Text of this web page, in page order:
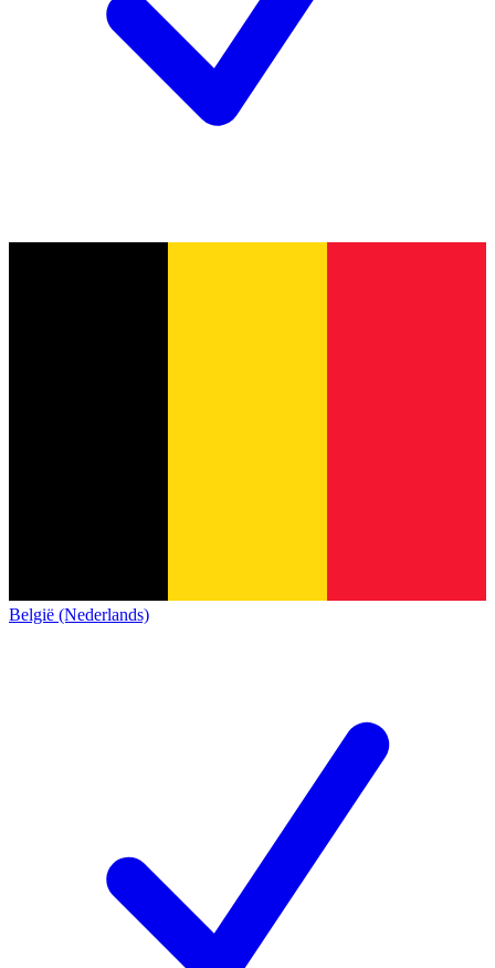
België (Nederlands)